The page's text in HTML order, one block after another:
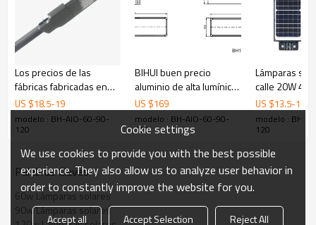
Los precios de las
fábricas fabricadas en
China son de 20w de luz
solar led integrada
US $18.5-19
modelo : BH-AIO-60-90-
120
BIHUI buen precio
aluminio de alta lumínica
en una lámpara solar de
30w 5100lm
US $169
modelo : BH-AIO-60-90-
120
Lámparas
calle 20W
lámparas
jardín con
solares
US $13.5-14
modelo : BH-
120
Palabras Claves
60w Lámparas solares
90w Lámparas solares
Cookie settings
We use cookies to provide you with the best possible
experience. They also allow us to analyze user behavior in
order to constantly improve the website for you.
Accept all Accept Selection Reject All